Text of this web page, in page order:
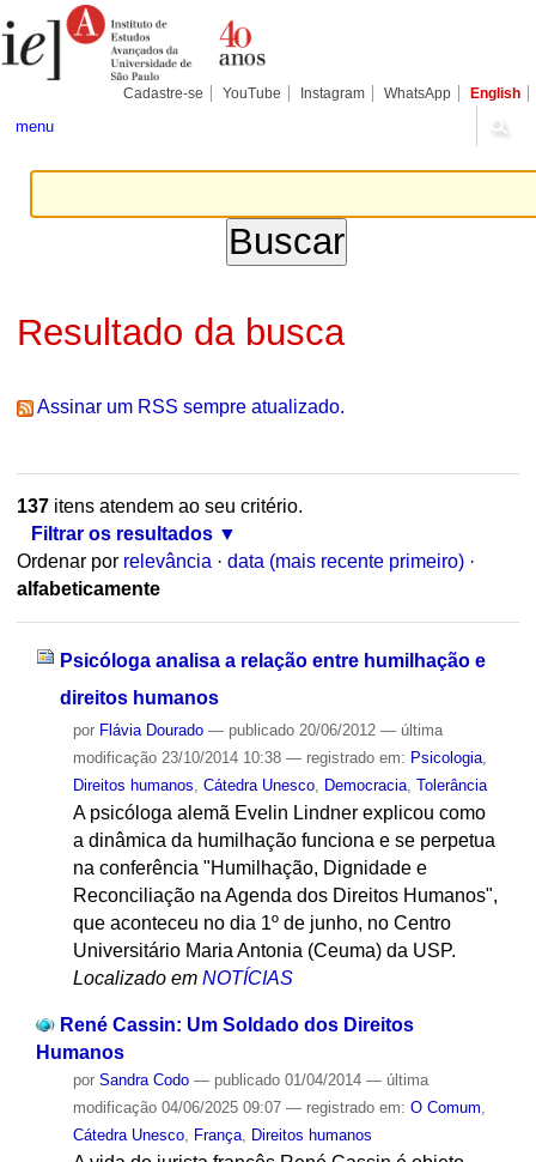
para
conteúdo.
Pessoais
Cadastre-se YouTube Instagram WhatsApp English
menu
Resultado da busca
Assinar um RSS sempre atualizado.
137itens atendem ao seu critério.
Filtrar os resultados
Ordenar por relevância · data (mais recente primeiro) ·
alfabeticamente
Psicóloga analisa a relação entre humilhação e
direitos humanos
por Flávia Dourado — publicado20/06/2012 — última
modificação23/10/2014 10:38 — registrado em: Psicologia,
Direitos humanos Cátedra Unesco, Democracia, Tolerância
A psicóloga alemã Evelin Lindner explicou como
a dinâmica da humilhação funciona e se perpetua
na conferência "Humilhação, Dignidade e
Reconciliação na Agenda dos Direitos Humanos",
que aconteceu no dia 1º de junho, no Centro
Universitário Maria Antonia (Ceuma) da USP.
Localizado em NOTÍCIAS
René Cassin: Um Soldado dos Direitos
Humanos
por Sandra Codo — publicado01/04/2014 — última
modificação04/06/2025 09:07 — registrado em: O Comum
Cátedra Unesco, França, Direitos humanos